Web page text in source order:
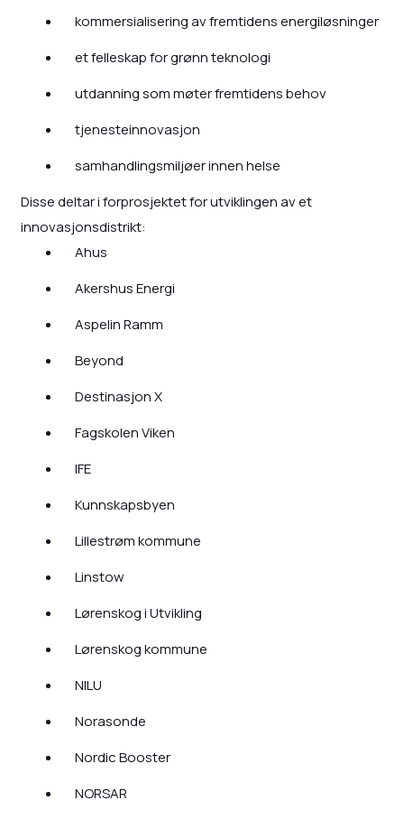
kommersialisering av fremtidens energiløsninger
et felleskap for grønn teknologi
utdanning som møter fremtidens behov
tjenesteinnovasjon
samhandlingsmiljøer innen helse
Disse deltar i forprosjektet for utviklingen av et
innovasjonsdistrikt:
Ahus
Akershus Energi
Aspelin Ramm
Beyond
Destinasjon X
Fagskolen Viken
IFE
Kunnskapsbyen
Lillestrøm kommune
Linstow
Lørenskog i Utvikling
Lørenskog kommune
NILU
Norasonde
Nordic Booster
NORSAR